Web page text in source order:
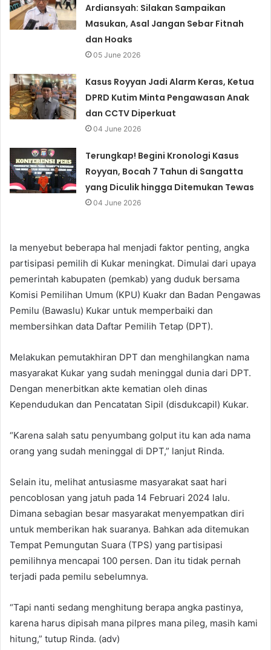
Ardiansyah: Silakan Sampaikan
Masukan, Asal Jangan Sebar Fitnah
dan Hoaks
05 June 2026
Kasus Royyan Jadi Alarm Keras, Ketua
DPRD Kutim Minta Pengawasan Anak
dan CCTV Diperkuat
04 June 2026
Terungkap! Begini Kronologi Kasus
Royyan, Bocah 7 Tahun di Sangatta
yang Diculik hingga Ditemukan Tewas
04 June 2026
Ia menyebut beberapa hal menjadi faktor penting, angka
partisipasi pemilih di Kukar meningkat. Dimulai dari upaya
pemerintah kabupaten (pemkab) yang duduk bersama
Komisi Pemilihan Umum (KPU) Kuakr dan Badan Pengawas
Pemilu (Bawaslu) Kukar untuk memperbaiki dan
membersihkan data Daftar Pemilih Tetap (DPT).
Melakukan pemutakhiran DPT dan menghilangkan nama
masyarakat Kukar yang sudah meninggal dunia dari DPT.
Dengan menerbitkan akte kematian oleh dinas
Kependudukan dan Pencatatan Sipil (disdukcapil) Kukar.
“Karena salah satu penyumbang golput itu kan ada nama
orang yang sudah meninggal di DPT,” lanjut Rinda.
Selain itu, melihat antusiasme masyarakat saat hari
pencoblosan yang jatuh pada 14 Februari 2024 lalu.
Dimana sebagian besar masyarakat menyempatkan diri
untuk memberikan hak suaranya. Bahkan ada ditemukan
Tempat Pemungutan Suara (TPS) yang partisipasi
pemilihnya mencapai 100 persen. Dan itu tidak pernah
terjadi pada pemilu sebelumnya.
“Tapi nanti sedang menghitung berapa angka pastinya,
karena harus dipisah mana pilpres mana pileg, masih kami
hitung,” tutup Rinda. (adv)